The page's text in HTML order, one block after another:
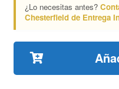
¿Lo necesitas antes?
Chesterfield de Entrega